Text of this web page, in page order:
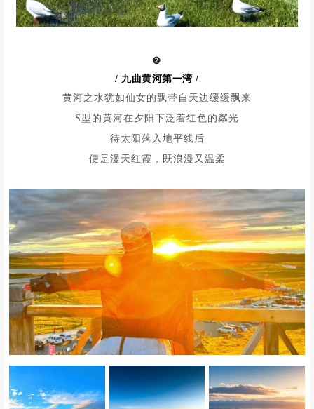
花湖还是众多野生飞禽的主要栖息地
赤麻鸭、灰雁、斑头雁、天鹅黑颈鹤
老鹰、旱獭、草原鼠兔等
众多的野生动物
在这片高寒湿地上自由地生活